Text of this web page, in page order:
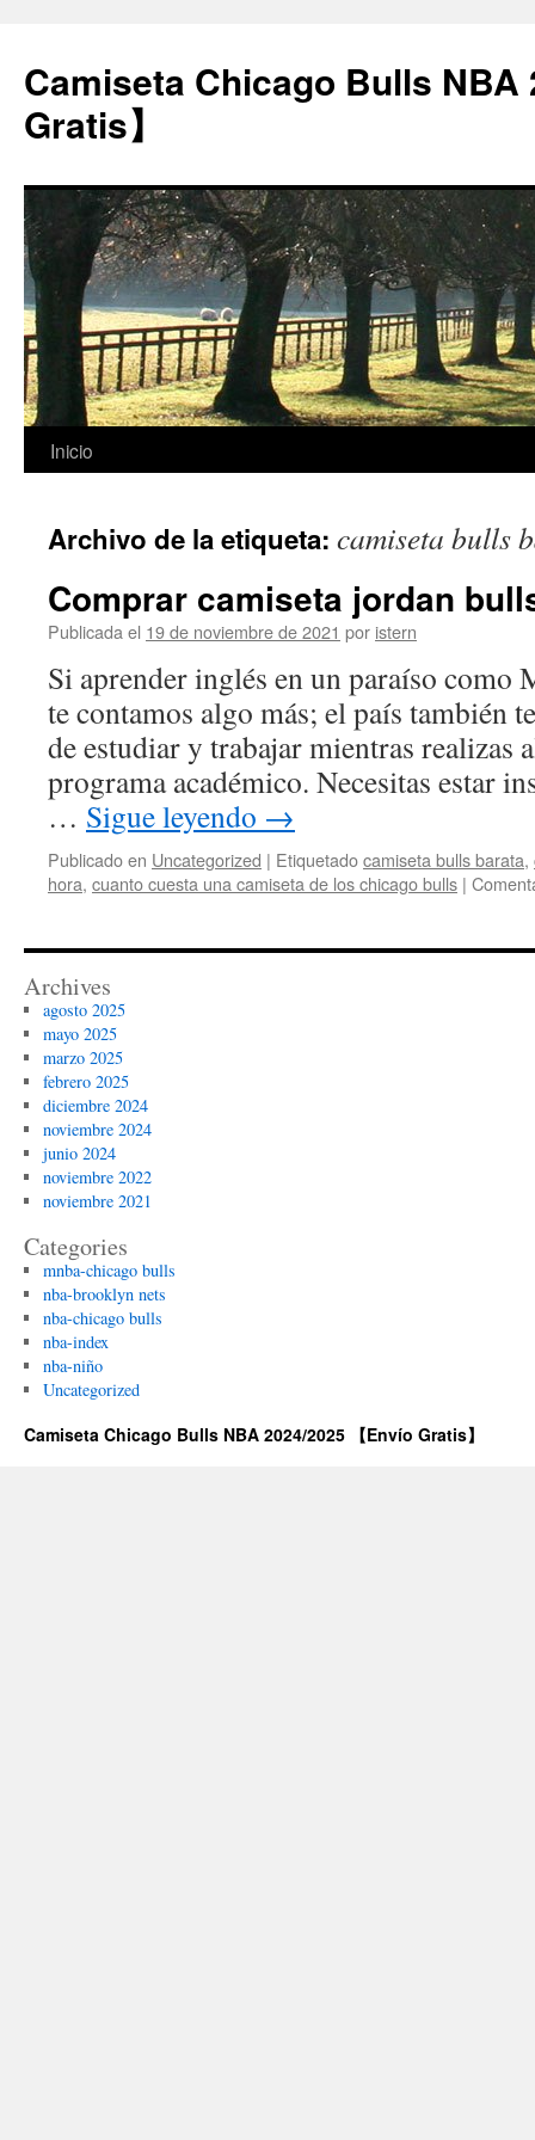
Camiseta Chicago Bulls NBA
Gratis】
Saltar
contenido
Inicio
Archivo de la etiqueta: camiseta bulls
Comprar camiseta jordan
Publicada el 19 de noviembre de 2021 por istern
Si aprender inglés en un paraíso como
te contamos algo más; el país también
de estudiar y trabajar mientras realizas
programa académico. Necesitas estar
… Sigue leyendo →
Publicado en Uncategorized | Etiquetadocamiseta bulls barata,
hora, cuanto cuesta una camiseta de los chicago bulls |
Archives
agosto 2025
mayo 2025
marzo 2025
febrero 2025
diciembre 2024
noviembre 2024
junio 2024
noviembre 2022
noviembre 2021
Categories
mnba-chicago bulls
nba-brooklyn nets
nba-chicago bulls
nba-index
nba-niño
Uncategorized
Camiseta Chicago Bulls NBA 2024/2025 【Envío Gratis】